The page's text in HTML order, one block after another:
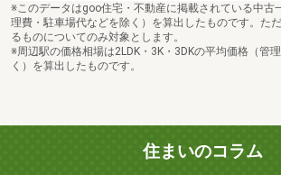
※このデータはgoo住宅・不動産に掲載されている中古
理費・駐車場代などを除く）を算出したものです。た
るものについてのみ対象とします。
※周辺駅の価格相場は2LDK・3K・3DKの平均価格（管
く）を算出したものです。
住まいのコラム